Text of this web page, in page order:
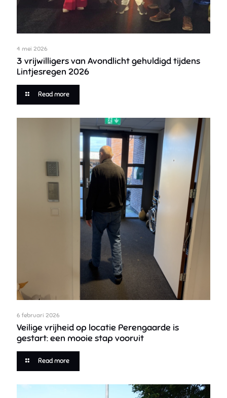
4 mei 2026
3 vrijwilligers van Avondlicht gehuldigd tijdens
Lintjesregen 2026
Read more
6 februari 2026
Veilige vrijheid op locatie Perengaarde is
gestart: een mooie stap vooruit
Read more